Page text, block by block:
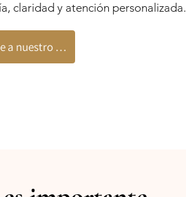
claridad y atención personalizada.
Conoce a nuestro equipo